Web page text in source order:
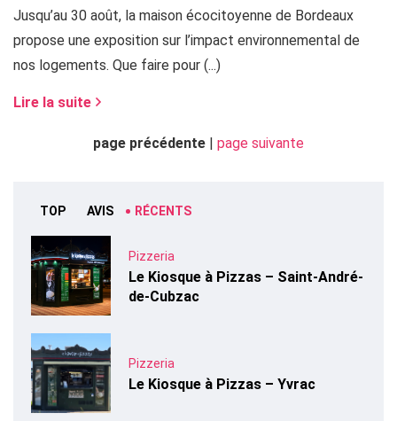
Jusqu’au 30 août, la maison écocitoyenne de Bordeaux
propose une exposition sur l’impact environnemental de
nos logements. Que faire pour (...)
Lire la suite
page précédente page suivante
TOP AVIS RÉCENTS
Pizzeria
Le Kiosque à Pizzas – Saint-André-
de-Cubzac
Pizzeria
Le Kiosque à Pizzas – Yvrac